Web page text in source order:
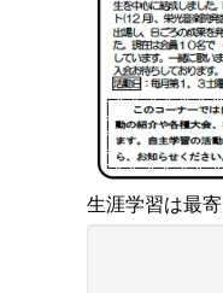
生涯学習は最